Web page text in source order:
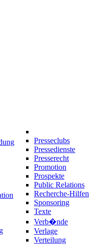
Presseclubs
Pressedienste
Presserecht
Promotion
Prospekte
Public Relations
Recherche-Hilfen
Sponsoring
Texte
Verb�nde
Verlage
Verteilung